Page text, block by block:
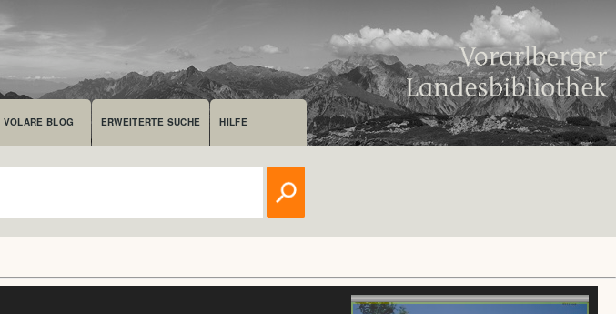
VOLARE BLOG ERWEITERTE SUCHE HILFE